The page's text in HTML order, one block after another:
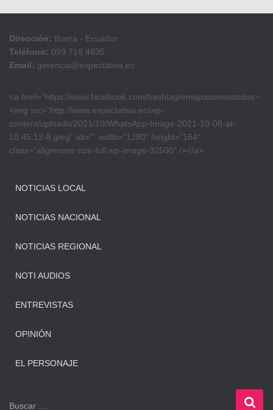
Dirección: Ibarra - Ecuador
Teléfono: 099 718 4835
Email: gerencia@expectativa.ec
<a href=”https://www.facebook.com/hashtag/emapasomostodos>
<img src=”http://www.expectativa.ec/wp-
content/uploads/2021/10/WhatsApp-Image-2021-10-08-at-
10.45.12-8.jpeg” alt=”” width=”1280″ height=”164″
class=”alignnone size-full wp-image-32500″ /></a>
NOTICIAS LOCAL
NOTICIAS NACIONAL
NOTICIAS REGIONAL
NOTI AUDIOS
ENTREVISTAS
OPINIÓN
EL PERSONAJE
B
Buscar …